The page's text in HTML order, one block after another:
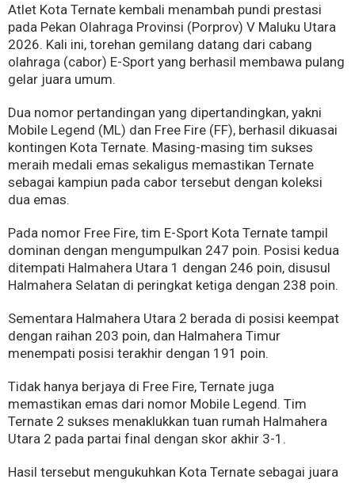
Atlet Kota Ternate kembali menambah pundi prestasi
pada Pekan Olahraga Provinsi (Porprov) V Maluku Utara
2026. Kali ini, torehan gemilang datang dari cabang
olahraga (cabor) E-Sport yang berhasil membawa pulang
gelar juara umum.
Dua nomor pertandingan yang dipertandingkan, yakni
Mobile Legend (ML) dan Free Fire (FF), berhasil dikuasai
kontingen Kota Ternate. Masing-masing tim sukses
meraih medali emas sekaligus memastikan Ternate
sebagai kampiun pada cabor tersebut dengan koleksi
dua emas.
Pada nomor Free Fire, tim E-Sport Kota Ternate tampil
dominan dengan mengumpulkan 247 poin. Posisi kedua
ditempati Halmahera Utara 1 dengan 246 poin, disusul
Halmahera Selatan di peringkat ketiga dengan 238 poin.
Sementara Halmahera Utara 2 berada di posisi keempat
dengan raihan 203 poin, dan Halmahera Timur
menempati posisi terakhir dengan 191 poin.
Tidak hanya berjaya di Free Fire, Ternate juga
memastikan emas dari nomor Mobile Legend. Tim
Ternate 2 sukses menaklukkan tuan rumah Halmahera
Utara 2 pada partai final dengan skor akhir 3-1.
Hasil tersebut mengukuhkan Kota Ternate sebagai juara